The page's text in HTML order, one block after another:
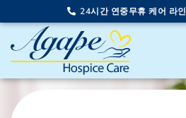
24시간 연중무휴 케어 라인